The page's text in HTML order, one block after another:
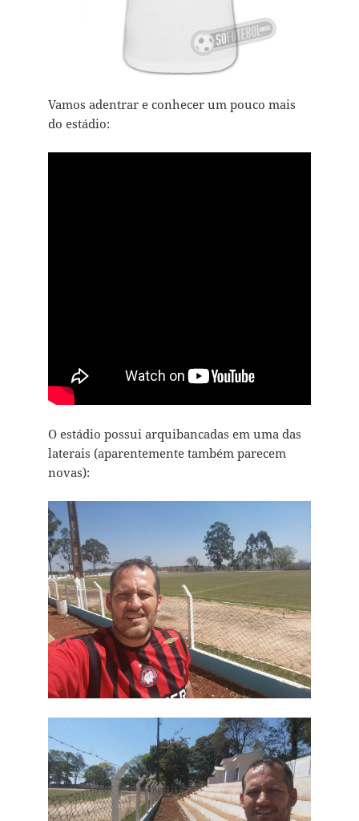
Vamos adentrar e conhecer um pouco mais
do estádio:
O estádio possui arquibancadas em uma das
laterais (aparentemente também parecem
novas):